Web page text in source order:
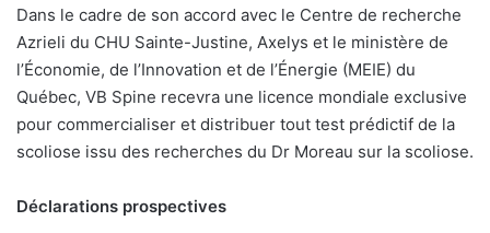
Dans le cadre de son accord avec le Centre de recherche
Azrieli du CHU Sainte-Justine, Axelys et le ministère de
l’Économie, de l’Innovation et de l’Énergie (MEIE) du
Québec, VB Spine recevra une licence mondiale exclusive
pour commercialiser et distribuer tout test prédictif de la
scoliose issu des recherches du Dr Moreau sur la scoliose.
Déclarations prospectives